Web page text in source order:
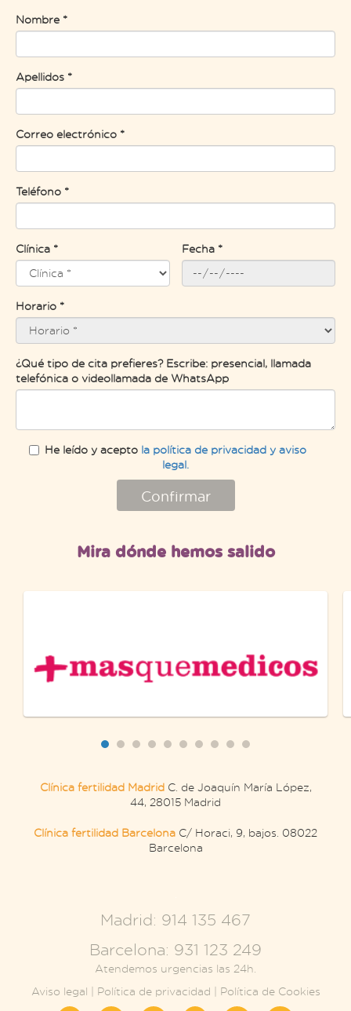
Nombre *
Apellidos *
Correo electrónico *
Teléfono *
Clínica * Fecha *
Horario *
¿Qué tipo de cita prefieres? Escribe: presencial, llamada
telefónica o videollamada de WhatsApp
He leído y acepto la política de privacidad y aviso
legal.
Confirmar
Mira dónde hemos salido
Clínica fertilidad MadridC. de Joaquín María López,
44, 28015 Madrid
Clínica fertilidad Barcelona C/ Horaci, 9, bajos. 08022
Barcelona
Madrid: 914 135 467
Barcelona: 931 123 249
Atendemos urgencias las 24h.
Aviso legal | Política de privacidad | Política de Cookies